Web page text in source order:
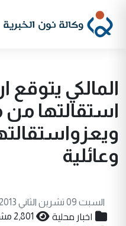
المالكي
استقالتها
وعائلية
السبت 09 تشرين الثاني 2013
اخبار محلية 2,801 مشاهدة